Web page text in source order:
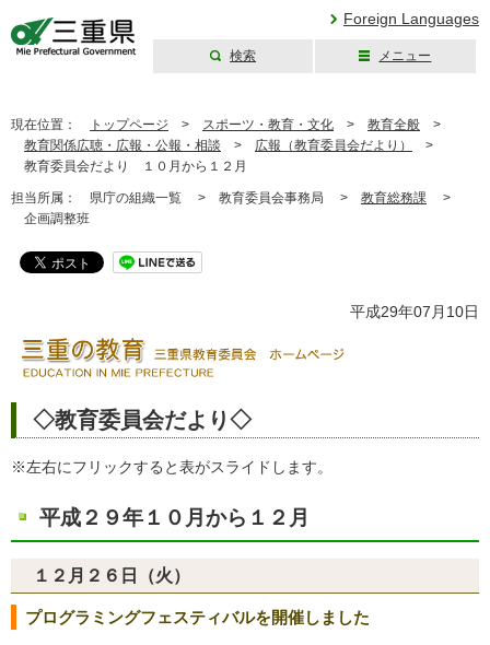
Foreign Languages
検索 メニュー
現在位置： トップページ > スポーツ・教育・文化 > 教育全般 >
教育関係広聴・広報・公報・相談 > 広報（教育委員会だより）
>
教育委員会だより １０月から１２月
担当所属： 県庁の組織一覧 > 教育委員会事務局 > 教育総務課 >
企画調整班
平成29年07月10日
◇教育委員会だより◇
※左右にフリックすると表がスライドします。
平成２９年１０月から１２月
１２月２６日（火）
プログラミングフェスティバルを開催しました